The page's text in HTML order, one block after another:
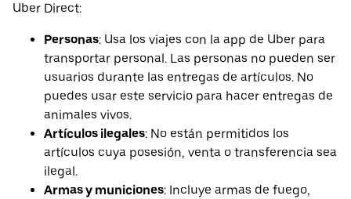
Uber Direct:
Personas: Usa los viajes con la app de Uber para
transportar personal. Las personas no pueden ser
usuarios durante las entregas de artículos. No
puedes usar este servicio para hacer entregas de
animales vivos.
Artículos ilegales: No están permitidos los
artículos cuya posesión, venta o transferencia sea
ilegal.
Armas y municiones: Incluye armas de fuego,